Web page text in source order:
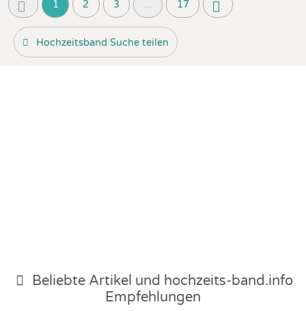
1 2 3 ... 17
Hochzeitsband Suche teilen
Beliebte Artikel und hochzeits-band.info
Empfehlungen